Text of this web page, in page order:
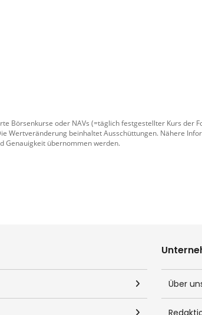
Börsenkurse oder NAVs (=täglich festgestellter Kurs der
Wertveränderung beinhaltet Ausschüttungen. Nähere
Genauigkeit übernommen werden.